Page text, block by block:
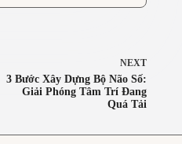
NEXT
3 Bước Xây Dựng Bộ Não Số:
Giải Phóng Tâm Trí Đang
Quá Tải